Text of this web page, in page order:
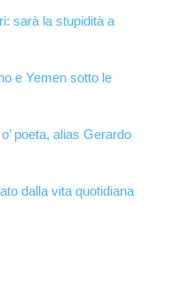
sarà la stupidità a
e Yemen sotto le
poeta, alias Gerardo
dalla vita quotidiana